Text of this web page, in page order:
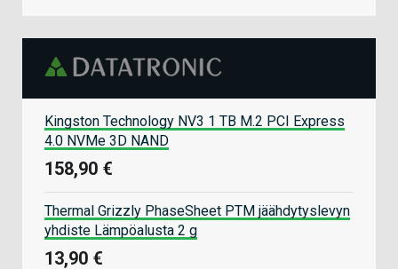
Kingston Technology NV3 1 TB M.2 PCI Express
4.0 NVMe 3D NAND
158,90 €
Thermal Grizzly PhaseSheet PTM jäähdytyslevyn
yhdiste Lämpöalusta 2 g
13,90 €